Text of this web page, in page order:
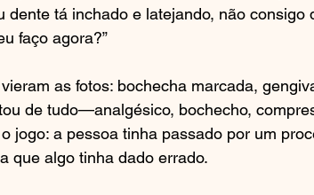
dente tá inchado e latejando, não consigo
faço agora?”
as fotos: bochecha marcada,
de tudo—analgésico, bochecho,
jogo: a pessoa tinha passado por um
que algo tinha dado errado.